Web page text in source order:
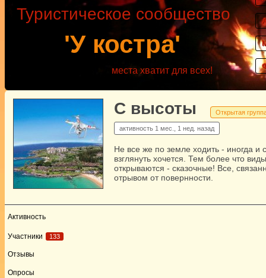
'У костра'
Туристическое сообщество
места хватит для всех!
С высоты Открытая
активность 1 мес., 1 нед. назад
Не все же по земле ходить - иногда и
взглянуть хочется. Тем более что виды
открываются - сказочные! Все,
отрывом от повернности.
Активность
Участники 133
Отзывы
Опросы